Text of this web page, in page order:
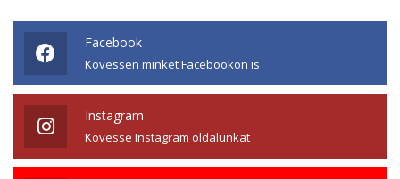
Facebook
Kövessen minket Facebookon is
Instagram
Kövesse Instagram oldalunkat